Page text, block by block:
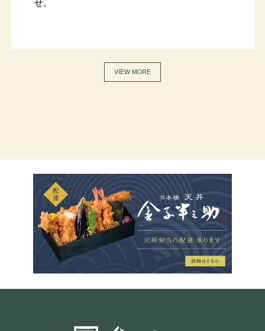
VIEW MORE